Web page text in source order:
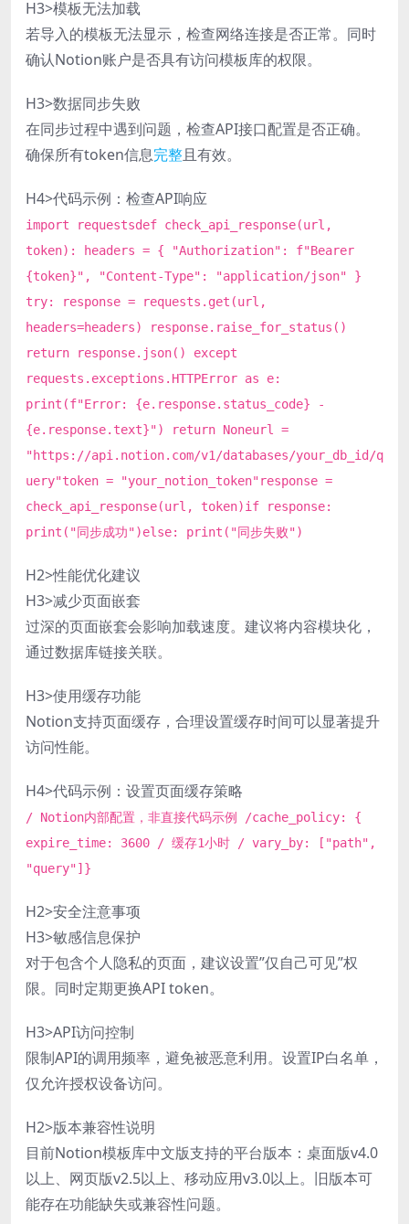
H3>模板无法加载
若导入的模板无法显示，检查网络连接是否正常。同时
确认Notion账户是否具有访问模板库的权限。
H3>数据同步失败
在同步过程中遇到问题，检查API接口配置是否正确。
确保所有token信息完整且有效。
H4>代码示例：检查API响应
import requestsdef check_api_response(url,
token): headers = { "Authorization": f"Bearer
{token}", "Content-Type": "application/json" }
try: response = requests.get(url,
headers=headers) response.raise_for_status()
return response.json() except
requests.exceptions.HTTPError as e:
print(f"Error: {e.response.status_code} -
{e.response.text}") return Noneurl =
"https://api.notion.com/v1/databases/your_db_id/q
uery"token = "your_notion_token"response =
check_api_response(url, token)if response:
print("同步成功")else: print("同步失败")
H2>性能优化建议
H3>减少页面嵌套
过深的页面嵌套会影响加载速度。建议将内容模块化，
通过数据库链接关联。
H3>使用缓存功能
Notion支持页面缓存，合理设置缓存时间可以显著提升
访问性能。
H4>代码示例：设置页面缓存策略
/ Notion内部配置，非直接代码示例 /cache_policy: {
expire_time: 3600 / 缓存1小时 / vary_by: ["path",
"query"]}
H2>安全注意事项
H3>敏感信息保护
对于包含个人隐私的页面，建议设置”仅自己可见”权
限。同时定期更换API token。
H3>API访问控制
限制API的调用频率，避免被恶意利用。设置IP白名单，
仅允许授权设备访问。
H2>版本兼容性说明
目前Notion模板库中文版支持的平台版本：桌面版v4.0
以上、网页版v2.5以上、移动应用v3.0以上。旧版本可
能存在功能缺失或兼容性问题。